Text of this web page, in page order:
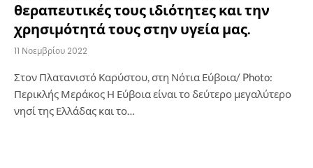
θεραπευτικές τους ιδιότητες και την
χρησιμότητά τους στην υγεία μας.
11 Νοεμβρίου 2022
Στον Πλατανιστό Καρύστου, στη Νότια Εύβοια/ Photo:
Περικλής Μεράκος Η Εύβοια είναι το δεύτερο μεγαλύτερο
νησί της Ελλάδας και το…